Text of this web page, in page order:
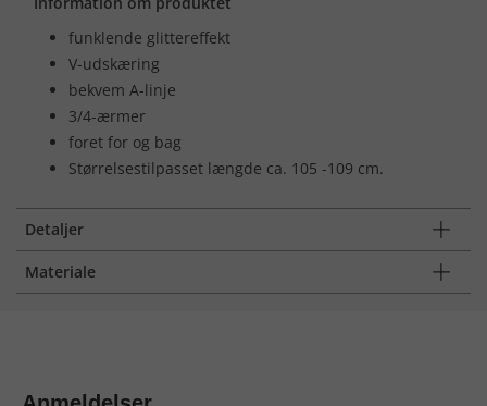
funklende glittereffekt
V-udskæring
bekvem A-linje
3/4-ærmer
foret for og bag
Størrelsestilpasset længde ca. 105 -109 cm.
Detaljer
Materiale